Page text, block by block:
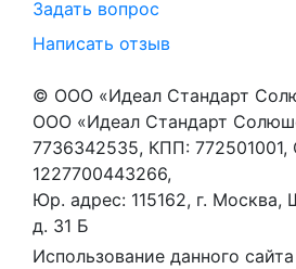
Задать вопрос
Написать отзыв
© ООО «Идеал Стандарт
ООО «Идеал Стандарт
7736342535, КПП: 772501001,
1227700443266,
Юр. адрес: 115162, г. Москва,
д. 31 Б
Использование данного